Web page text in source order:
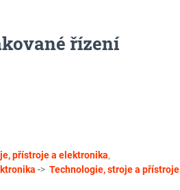
řízení
přístroje a elektronika,
-> Technologie, stroje a přístroje